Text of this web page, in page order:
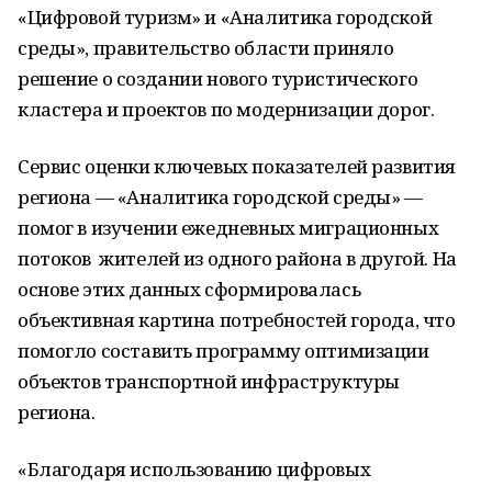
«Цифровой туризм» и «Аналитика городской
среды», правительство области приняло
решение о создании нового туристического
кластера и проектов по модернизации дорог.
Сервис оценки ключевых показателей развития
региона — «Аналитика городской среды» —
помог в изучении ежедневных миграционных
потоков жителей из одного района в другой. На
основе этих данных сформировалась
объективная картина потребностей города, что
помогло составить программу оптимизации
объектов транспортной инфраструктуры
региона.
«Благодаря использованию цифровых